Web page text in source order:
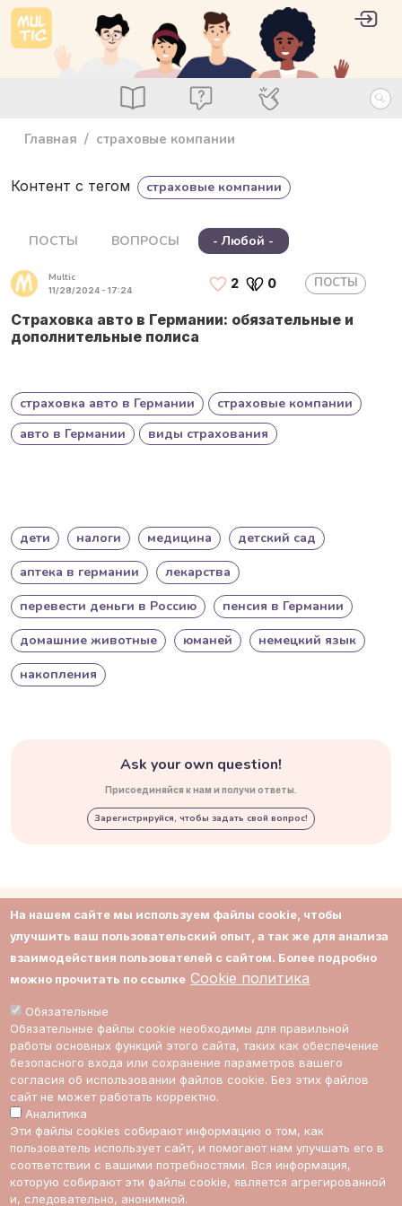
На нашем сайте мы используем файлы cookie, чтобы
улучшить ваш пользовательский опыт, а так же для анализа
взаимодействия пользователей с сайтом. Более подробно
можно прочитать по ссылке Cookie политика
Обязательные
Обязательные файлы cookie необходимы для правильной
работы основных функций этого сайта, таких как обеспечение
безопасного входа или сохранение параметров вашего
согласия об использовании файлов cookie. Без этих файлов
сайт не может работать корректно.
Аналитика
Эти файлы cookies собирают информацию о том, как
пользователь использует сайт, и помогают нам улучшать его в
соответствии с вашими потребностями. Вся информация,
которую собирают эти файлы cookie, является агрегированной
и, следовательно, анонимной.
Перейти к основному содержанию
Посты ВопросыСпециалисты
User
Главная страховые компании
Контент с тегом страховые компании
ПОСТЫ ВОПРОСЫ - Любой -
Multic
11/28/2024 - 17:24 2 0 ПОСТЫ
Страховка авто в Германии: обязательные и
дополнительные полиса
страховка авто в Германии
страховые компании
авто в Германии
виды страхования
дети налоги медицина
детский сад
аптека в германии
лекарства
перевести деньги в Россию
пенсия в Германии
домашние животные
юманей
немецкий язык
накопления
Ask your own question!
Присоединяйся к нам и получи ответы.
Зарегистрируйся, чтобы задать свой вопрос!
Контакты
Impressum
Стоимость
экспертов
Соглашение
Приватность
Cookie настройки
ссылка на Multic в Facebook
ссылка на Multic в Twitter
ссылка на Multic в Reddit
Ссылка на Multic в